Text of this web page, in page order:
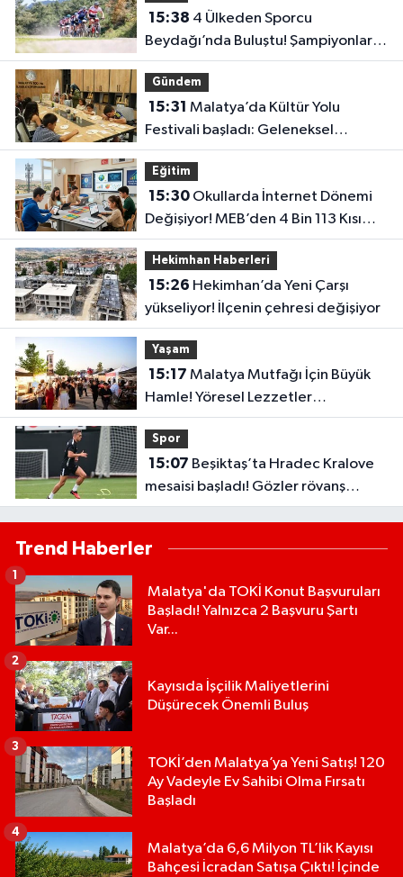
15:38
Beydağı’nda Buluştu! Şampiyonlar
Belli Oldu
Gündem
15:31
Festivali başladı: Geleneksel
sanatlar yeniden hayat buluyor
Eğitim
15:30Okullarda İnternet Dönemi
Değişiyor! MEB’den 4 Bin 113 Kısım
İçin Büyük İhale
Hekimhan Haberleri
15:26
yükseliyor! İlçenin çehresi değişiyor
Yaşam
15:17
Hamle! Yöresel Lezzetler
Gastronomi Sokağı’nda Buluştu
Spor
15:07
mesaisi başladı! Gözler rövanş
maçında
Trend Haberler
Malatya'da TOKİ Konut Başvuruları
Başladı! Yalnızca 2 Başvuru Şartı
Var...
1
Kayısıda İşçilik Maliyetlerini
Düşürecek Önemli Buluş
2
TOKİ’den Malatya’ya Yeni Satış! 120
Ay Vadeyle Ev Sahibi Olma Fırsatı
Başladı
3
Malatya’da 6,6 Milyon TL’lik Kayısı
Bahçesi İcradan Satışa Çıktı! İçinde
4